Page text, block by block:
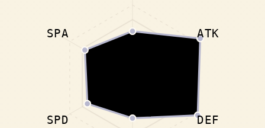
ATK
DEF
SPD
SPA